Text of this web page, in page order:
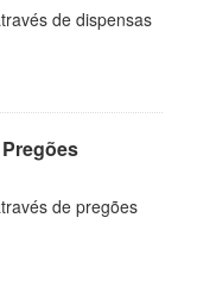
de dispensas
de pregões